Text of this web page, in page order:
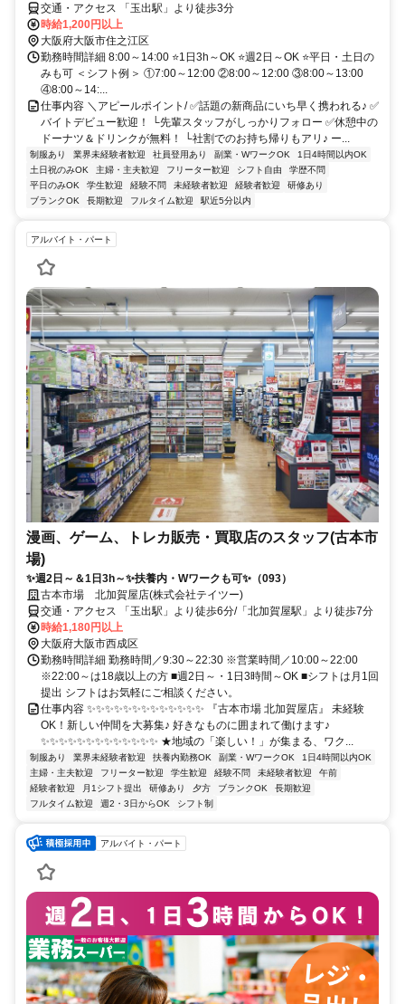
交通・アクセス 「玉出駅」より徒歩3分
時給1,200円以上
大阪府大阪市住之江区
勤務時間詳細 8:00～14:00 ⭐1日3h～OK ⭐週2日～OK ⭐平日・土日の
みも可 ＜シフト例＞ ①7:00～12:00 ②8:00～12:00 ③8:00～13:00
④8:00～14:...
仕事内容 ＼アピールポイント/ ✅話題の新商品にいち早く携われる♪ ✅
バイトデビュー歓迎！ └先輩スタッフがしっかりフォロー ✅休憩中の
ドーナツ＆ドリンクが無料！ └社割でのお持ち帰りもアリ♪ ー...
制服あり 業界未経験者歓迎 社員登用あり 副業・WワークOK
1日4時間以内OK
土日祝のみOK
主婦・主夫歓迎 フリーター歓迎 シフト自由
学歴不問
平日のみOK
学生歓迎 経験不問 未経験者歓迎 経験者歓迎
研修あり
ブランクOK
長期歓迎 フルタイム歓迎 駅近5分以内
アルバイト・パート
漫画、ゲーム、トレカ販売・買取店のスタッフ(古本市
場)
✨週2日～＆1日3h～✨扶養内・Wワークも可✨（093）
古本市場 北加賀屋店(株式会社テイツー)
交通・アクセス 「玉出駅」より徒歩6分/「北加賀屋駅」より徒歩7分
時給1,180円以上
大阪府大阪市西成区
勤務時間詳細 勤務時間／9:30～22:30 ※営業時間／10:00～22:00
※22:00～は18歳以上の方 ■週2日～・1日3時間～OK ■シフトは月1回
提出 シフトはお気軽にご相談ください。
仕事内容 ✨✨✨✨✨✨✨✨✨✨✨✨✨ 『古本市場 北加賀屋店』 未経験
OK！新しい仲間を大募集♪ 好きなものに囲まれて働けます♪
✨✨✨✨✨✨✨✨✨✨✨✨✨ ★地域の「楽しい！」が集まる、ワク...
制服あり 業界未経験者歓迎 扶養内勤務OK 副業・WワークOK
1日4時間以内OK
主婦・主夫歓迎
フリーター歓迎 学生歓迎 経験不問 未経験者歓迎
午前
経験者歓迎
月1シフト提出 研修あり 夕方 ブランクOK
長期歓迎
フルタイム歓迎
週2・3日からOK シフト制
アルバイト・パート